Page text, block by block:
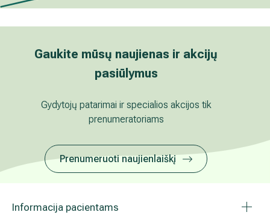
Gaukite mūsų naujienas ir akcijų
pasiūlymus
Gydytojų patarimai ir specialios akcijos tik
prenumeratoriams
Prenumeruoti naujienlaiškį
Informacija pacientams